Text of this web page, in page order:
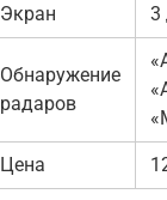
Экран 3
Обнаружение
радаров
Цена